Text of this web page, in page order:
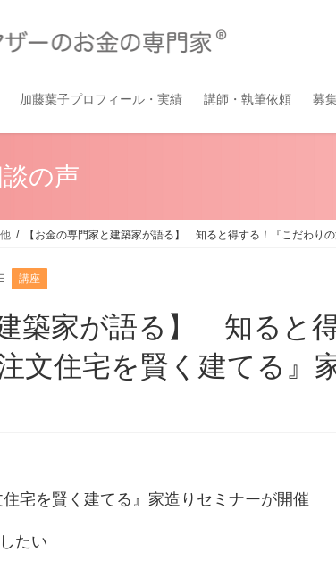
加藤葉子プロフィール・実績 講師・執筆依頼 募
の声
【お金の専門家と建築家が語る】 知ると得する！『こだわり
講座
築家が語る】 知ると
文住宅を賢く建てる』
宅を賢く建てる』家造りセミナーが開催
たい